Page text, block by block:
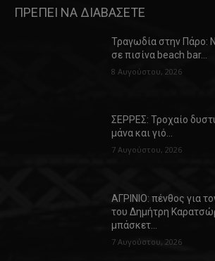
ΠΡΕΠΕΙ ΝΑ ΔΙΑΒΑΣΕΤΕ
Τραγωδία στην Πάρο:
σε πισίνα beach bar…
8 Αυγούστου, 2026
ΣΕΡΡΕΣ: Τροχαίο
μάνα και γιό…
7 Αυγούστου, 2026
ΑΓΡΙΝΙΟ: πένθος για
του Δημήτρη
μπάσκετ…
7 Αυγούστου, 2026